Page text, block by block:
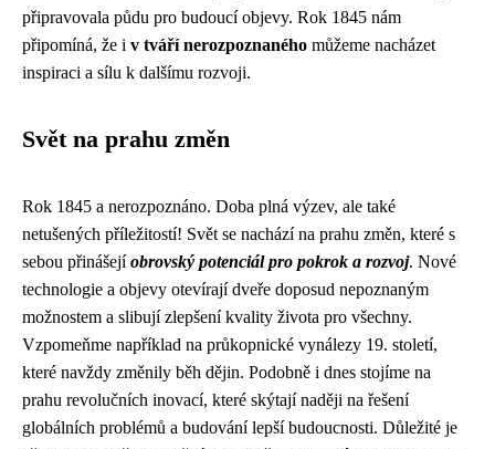
připravovala půdu pro budoucí objevy. Rok 1845 nám
připomíná, že i v tváří nerozpoznaného můžeme nacházet
inspiraci a sílu k dalšímu rozvoji.
Svět na prahu změn
Rok 1845 a nerozpoznáno. Doba plná výzev, ale také
netušených příležitostí! Svět se nachází na prahu změn, které s
sebou přinášejíobrovský potenciál pro pokrok a rozvoj. Nové
technologie a objevy otevírají dveře doposud nepoznaným
možnostem a slibují zlepšení kvality života pro všechny.
Vzpomeňme například na průkopnické vynálezy 19. století,
které navždy změnily běh dějin. Podobně i dnes stojíme na
prahu revolučních inovací, které skýtají naději na řešení
globálních problémů a budování lepší budoucnosti. Důležité je